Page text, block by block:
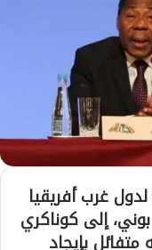
غرب أفريقيا
إلى كوناكري
بإيجاد